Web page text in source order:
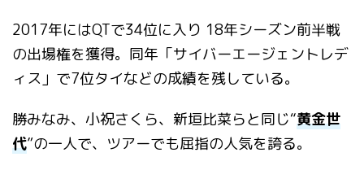
2017年にはQTで34位に入り 18年シーズン前半戦
の出場権を獲得。同年「サイバーエージェントレデ
ィス」で7位タイなどの成績を残している。
勝みなみ、小祝さくら、新垣比菜らと同じ“黄金世
代”の一人で、ツアーでも屈指の人気を誇る。